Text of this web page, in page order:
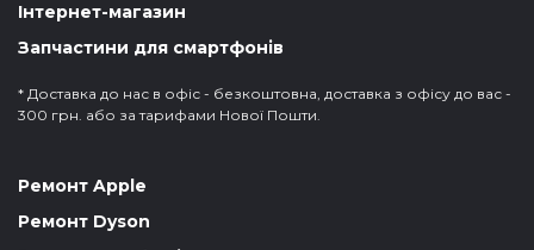
Інтернет-магазин
Запчастини для смартфонів
* Доставка до нас в офіс - безкоштовна, доставка з офісу до вас -
300 грн. або за тарифами Нової Пошти.
Ремонт Apple
Ремонт Dyson